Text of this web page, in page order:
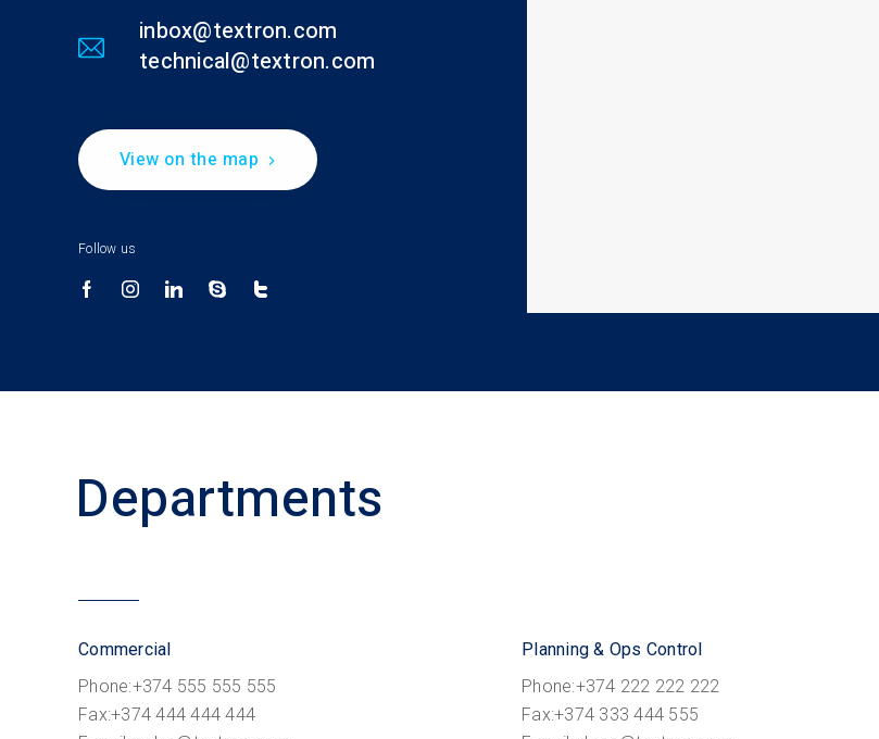
inbox@textron.com
technical@textron.com
View on the map
Follow us
Departments
Commercial
Phone:+374 555 555 555
Fax:+374 444 444 444
Planning & Ops Control
Phone:+374 222 222 222
Fax:+374 333 444 555